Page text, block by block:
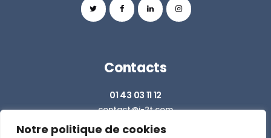
Notre politique de cookies
Contacts
01 43 03 11 12
contact@i-2t.com
Z.I. RICHARDETS SUD - 36 RUE DU BALLON